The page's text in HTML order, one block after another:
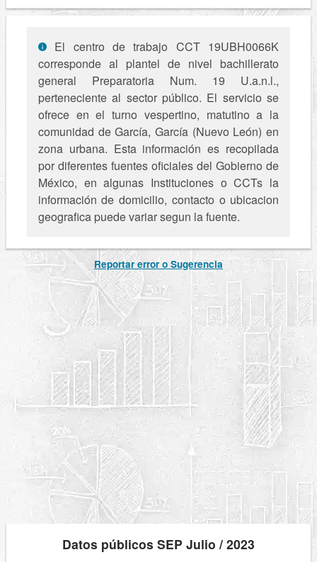
El centro de trabajo CCT 19UBH0066K
corresponde al plantel de nivel bachillerato
general Preparatoria Num. 19 U.a.n.l.,
perteneciente al sector público. El servicio se
ofrece en el turno vespertino, matutino a la
comunidad de García, García (Nuevo León) en
zona urbana. Esta información es recopilada
por diferentes fuentes oficiales del Gobierno de
México, en algunas Instituciones o CCTs la
información de domicilio, contacto o ubicacion
geografica puede variar segun la fuente.
Reportar error o Sugerencia
Datos públicos SEP Julio / 2023